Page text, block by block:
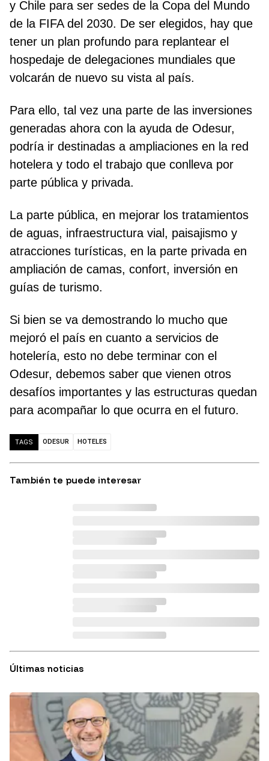
y Chile para ser sedes de la Copa del Mundo
de la FIFA del 2030. De ser elegidos, hay que
tener un plan profundo para replantear el
hospedaje de delegaciones mundiales que
volcarán de nuevo su vista al país.
Para ello, tal vez una parte de las inversiones
generadas ahora con la ayuda de Odesur,
podría ir destinadas a ampliaciones en la red
hotelera y todo el trabajo que conlleva por
parte pública y privada.
La parte pública, en mejorar los tratamientos
de aguas, infraestructura vial, paisajismo y
atracciones turísticas, en la parte privada en
ampliación de camas, confort, inversión en
guías de turismo.
Si bien se va demostrando lo mucho que
mejoró el país en cuanto a servicios de
hotelería, esto no debe terminar con el
Odesur, debemos saber que vienen otros
desafíos importantes y las estructuras quedan
para acompañar lo que ocurra en el futuro.
TAGS ODESUR HOTELES
También te puede interesar
Últimas noticias